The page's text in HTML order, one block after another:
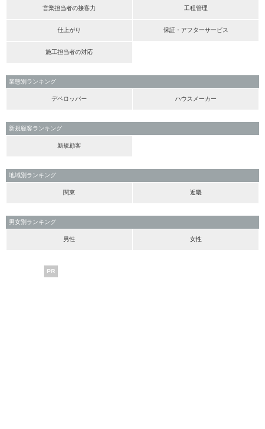
営業担当者の接客力 工程管理
仕上がり 保証・アフターサービス
施工担当者の対応
業態別ランキング
デベロッパー ハウスメーカー
新規顧客ランキング
新規顧客
地域別ランキング
関東 近畿
男女別ランキング
男性 女性
PR